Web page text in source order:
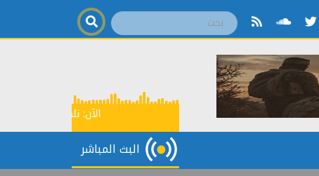
البث المباشر
الآن:تلاوة قرآنية